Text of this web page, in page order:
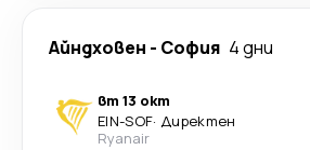
Айндховен - София 4 дни
вт 13 окт
EIN-SOF· Директен
Ryanair